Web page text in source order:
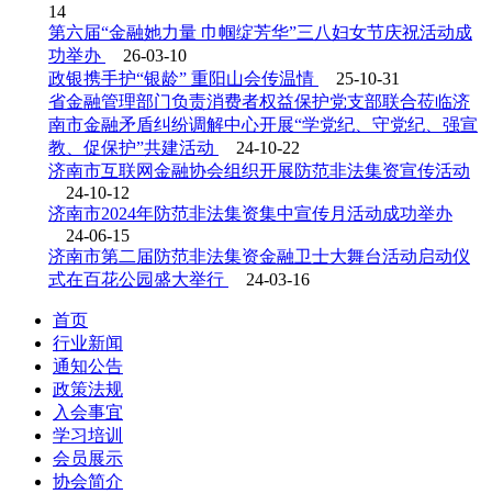
14
第六届“金融她力量 巾帼绽芳华”三八妇女节庆祝活动成
功举办
26-03-10
政银携手护“银龄” 重阳山会传温情
25-10-31
省金融管理部门负责消费者权益保护党支部联合莅临济
南市金融矛盾纠纷调解中心开展“学党纪、守党纪、强宣
教、促保护”共建活动
24-10-22
济南市互联网金融协会组织开展防范非法集资宣传活动
24-10-12
济南市2024年防范非法集资集中宣传月活动成功举办
24-06-15
济南市第二届防范非法集资金融卫士大舞台活动启动仪
式在百花公园盛大举行
24-03-16
首页
行业新闻
通知公告
政策法规
入会事宜
学习培训
会员展示
协会简介